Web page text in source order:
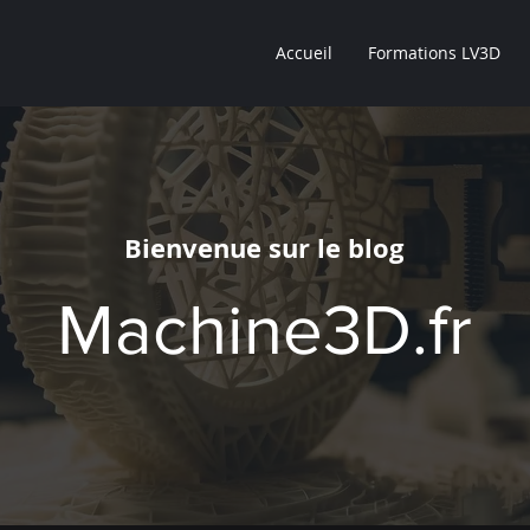
Accueil Formations LV3D
Bienvenue sur le blog
Machine3D.fr